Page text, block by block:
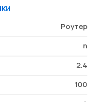
Роутер
n
2.4
100